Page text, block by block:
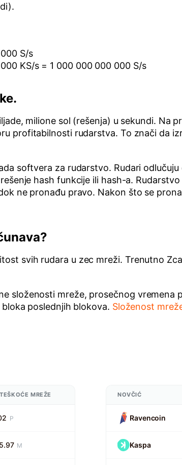
S/s
KS/s = 1 000 000 000 000 S/s
milione sol (rešenja) u sekundi. Na
profitabilnosti rudarstva. To znači da
softvera za rudarstvo. Rudari
hash funkcije ili hash-a.
ne pronađu pravo. Nakon što se
svih rudara u zec mreži. Trenutno
složenosti mreže, prosečnog vremena
poslednjih blokova. Složenost
MREŽE
P
M
NOVČIĆ
Ravencoin
Kaspa